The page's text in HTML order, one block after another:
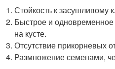
Стойкость к засушливому
Быстрое и
на кусте.
Отсутствие прикорневых
Размножение семенами,